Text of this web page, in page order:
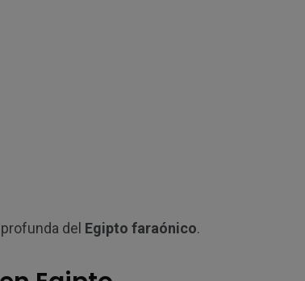
del Egipto faraónico.